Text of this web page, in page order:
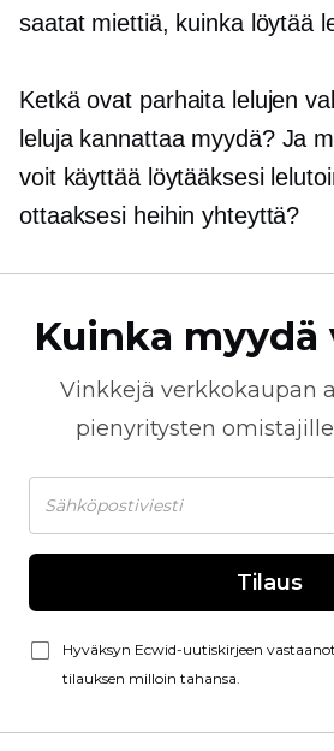
saatat miettiä, kuinka löytää
Ketkä ovat parhaita lelujen
​​leluja kannattaa myydä? Ja
voit käyttää löytääksesi
ottaaksesi heihin yhteyttä?
Kuinka myydä
Vinkkejä verkkokaupan
pienyritysten
Tilaus
Hyväksyn Ecwid-uutiskirjeen
tilauksen milloin tahansa.